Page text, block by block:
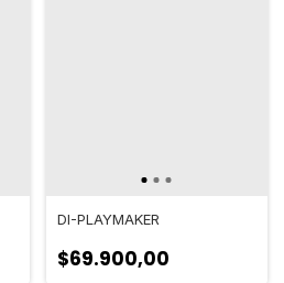
DI-PLAYMAKER
$69.900,00